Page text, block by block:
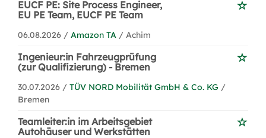
EUCF PE: Site Process Engineer,
EU PE Team, EUCF PE Team
06.08.2026 / Amazon TA / Achim
Ingenieur:in Fahrzeugprüfung
(zur Qualifizierung) - Bremen
30.07.2026 / TÜV NORD Mobilität GmbH & Co. KG /
Bremen
Teamleiter:in im Arbeitsgebiet
Autohäuser und Werkstätten